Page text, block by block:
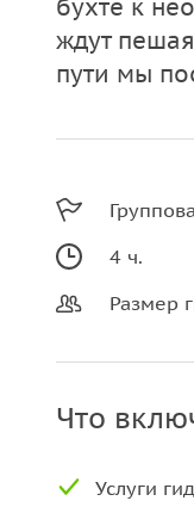
бухте к
ждут
пути мы
4 ч.
Размер
Что
Услуги